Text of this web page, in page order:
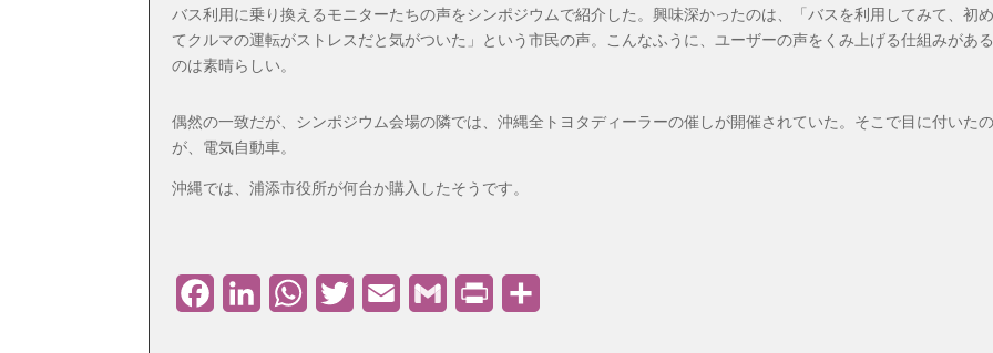
バス利用に乗り換えるモニターたちの声をシンポジウムで紹介した。興味深かったのは、「バスを利用してみて、初め
てクルマの運転がストレスだと気がついた」という市民の声。こんなふうに、ユーザーの声をくみ上げる仕組みがある
のは素晴らしい。
偶然の一致だが、シンポジウム会場の隣では、沖縄全トヨタディーラーの催しが開催されていた。そこで目に付いたの
が、電気自動車。
沖縄では、浦添市役所が何台か購入したそうです。
FacebookLinkedInWhatsApp
Twitter Email Gmail PrintFriendly